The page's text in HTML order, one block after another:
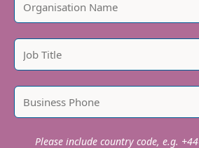
Please include country code, e.g. +44